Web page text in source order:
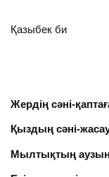
Қазыбек би
Жердің сәні-
Қыздың сәні-
Мылтықтың